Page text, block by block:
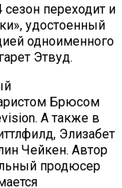
переходит и
удостоенный
одноименного
Этвуд.
Брюсом
А также в
Элизабет
Чейкен. Автор
продюсер